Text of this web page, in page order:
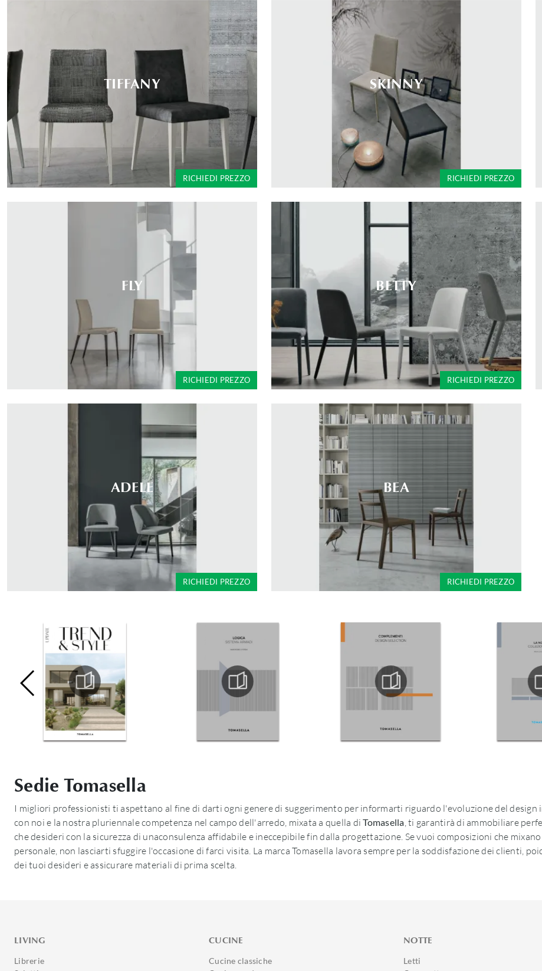
TIFFANY
RICHIEDI PREZZO
SKINNY
RICHIEDI PREZZO
FLY
RICHIEDI PREZZO
BETTY
RICHIEDI PREZZO
ADELE
RICHIEDI PREZZO
BEA
RICHIEDI PREZZO
Sedie Tomasella
I migliori professionisti ti aspettano al fine di darti ogni genere di suggerimento per informarti riguardo l'evoluzione del design
con noi e la nostra pluriennale competenza nel campo dell'arredo, mixata a quella diTomasella, ti garantirà di ammobiliare
che desideri con la sicurezza di unaconsulenza affidabile e ineccepibile fin dalla progettazione. Se vuoi composizioni che
personale, non lasciarti sfuggire l'occasione di farci visita. La marca Tomasella lavora sempre per la soddisfazione dei clienti,
dei tuoi desideri e assicurare materiali di prima scelta.
LIVING
Librerie
CUCINE
Cucine classiche
NOTTE
Letti